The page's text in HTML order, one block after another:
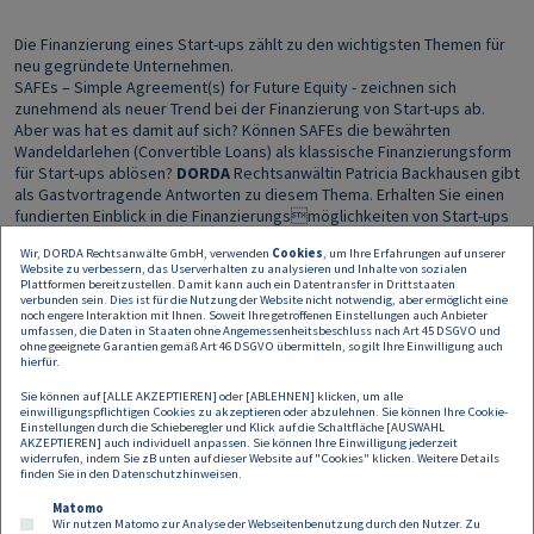
Die Finanzierung eines Start-ups zählt zu den wichtigsten Themen für
neu gegründete Unternehmen.
SAFEs – Simple Agreement(s) for Future Equity - zeichnen sich
zunehmend als neuer Trend bei der Finanzierung von Start-ups ab.
Aber was hat es damit auf sich? Können SAFEs die bewährten
Wandeldarlehen (Convertible Loans) als klassische Finanzierungsform
für Start-ups ablösen? DORDA Rechtsanwältin Patricia Backhausen gibt
als Gastvortragende Antworten zu diesem Thema. Erhalten Sie einen
fundierten Einblick in die Finanzierungsmöglichkeiten von Start-ups
rechtlich sowie steuerlich auf der sicheren Seite.
28.3.2023, 18:00
BDO Wien, QBC4 – Am Belvedere 4 (Eingang Karl-Popper-Straße
4) 1100 Wien
Um Ihre Anmeldung wird unter diesemLINKbis 24.3.2023 gebeten.
Gerne können Sie diese Einladung auch an interessierte Kolleg:innen
Wir, DORDA Rechtsanwälte GmbH, verwenden Cookies, um Ihre Erfahrungen auf unserer
Website zu verbessern, das Userverhalten zu analysieren und Inhalte von sozialen
Plattformen bereitzustellen. Damit kann auch ein Datentransfer in Drittstaaten
verbunden sein. Dies ist für die Nutzung der Website nicht notwendig, aber ermöglicht eine
noch engere Interaktion mit Ihnen. Soweit Ihre getroffenen Einstellungen auch Anbieter
umfassen, die Daten in Staaten ohne Angemessenheitsbeschluss nach Art 45 DSGVO und
ohne geeignete Garantien gemäß Art 46 DSGVO übermitteln, so gilt Ihre Einwilligung auch
hierfür.
Sie können auf [ALLE AKZEPTIEREN] oder [ABLEHNEN] klicken, um alle
einwilligungspflichtigen Cookies zu akzeptieren oder abzulehnen. Sie können Ihre Cookie-
Einstellungen durch die Schieberegler und Klick auf die Schaltfläche [AUSWAHL
AKZEPTIEREN] auch individuell anpassen. Sie können Ihre Einwilligung jederzeit
widerrufen, indem Sie zB unten auf dieser Website auf "Cookies" klicken. Weitere Details
finden Sie in den Datenschutzhinweisen.
Matomo
Wir nutzen Matomo zur Analyse der Webseitenbenutzung durch den Nutzer. Zu